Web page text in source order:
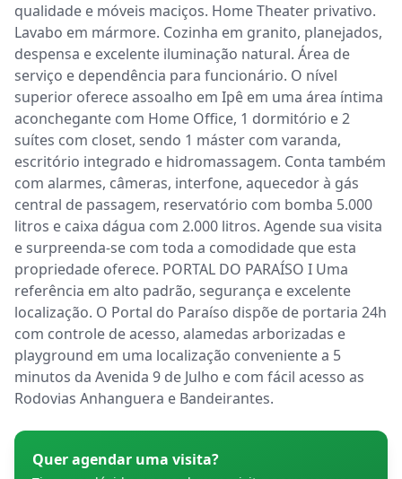
qualidade e móveis maciços. Home Theater privativo.
Lavabo em mármore. Cozinha em granito, planejados,
despensa e excelente iluminação natural. Área de
serviço e dependência para funcionário. O nível
superior oferece assoalho em Ipê em uma área íntima
aconchegante com Home Office, 1 dormitório e 2
suítes com closet, sendo 1 máster com varanda,
escritório integrado e hidromassagem. Conta também
com alarmes, câmeras, interfone, aquecedor à gás
central de passagem, reservatório com bomba 5.000
litros e caixa dágua com 2.000 litros. Agende sua visita
e surpreenda-se com toda a comodidade que esta
propriedade oferece. PORTAL DO PARAÍSO I Uma
referência em alto padrão, segurança e excelente
localização. O Portal do Paraíso dispõe de portaria 24h
com controle de acesso, alamedas arborizadas e
playground em uma localização conveniente a 5
minutos da Avenida 9 de Julho e com fácil acesso as
Rodovias Anhanguera e Bandeirantes.
Quer agendar uma visita?